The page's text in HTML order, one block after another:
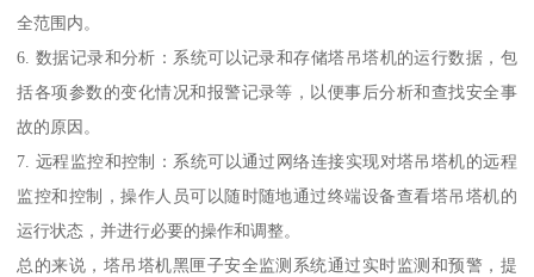
全范围内。
6. 数据记录和分析：系统可以记录和存储塔吊塔机的运行数据，包
括各项参数的变化情况和报警记录等，以便事后分析和查找安全事
故的原因。
7. 远程监控和控制：系统可以通过网络连接实现对塔吊塔机的远程
监控和控制，操作人员可以随时随地通过终端设备查看塔吊塔机的
运行状态，并进行必要的操作和调整。
总的来说，塔吊塔机黑匣子安全监测系统通过实时监测和预警，提